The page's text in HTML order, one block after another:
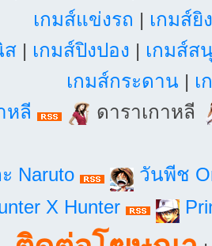
เกมส์แข่งรถ | เกมส์ยิ
ส| เกมส์ปิงปอง | เกมส์ส
เกมส์กระดาน | เ
หลี
ดาราเกาหลี
Naruto
วันพีช
X Hunter